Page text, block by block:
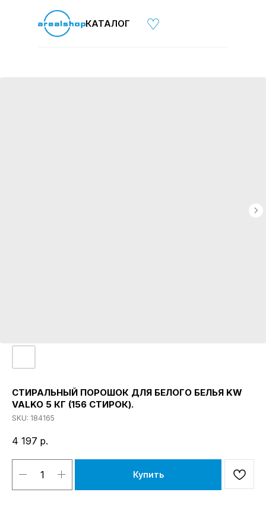
КАТАЛОГ
СТИРАЛЬНЫЙ ПОРОШОК ДЛЯ БЕЛОГО БЕЛЬЯ KW
VALKO 5 КГ (156 СТИРОК).
SKU: 184165
4 197 р.
Купить